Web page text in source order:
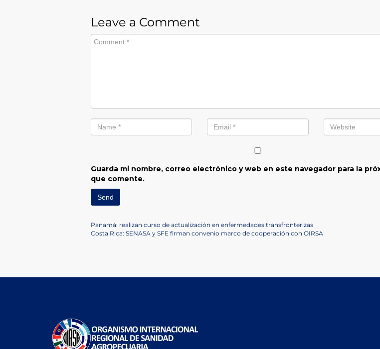
Leave a Comment
Guarda mi nombre, correo electrónico y web en este navegador para la
que comente.
Navegación
Previous
Post
Panamá: realizan curso de actualización en enfermedades transfronterizas
Next
Costa Rica: SENASA y SFE firman convenio marco de cooperación con OIRSA